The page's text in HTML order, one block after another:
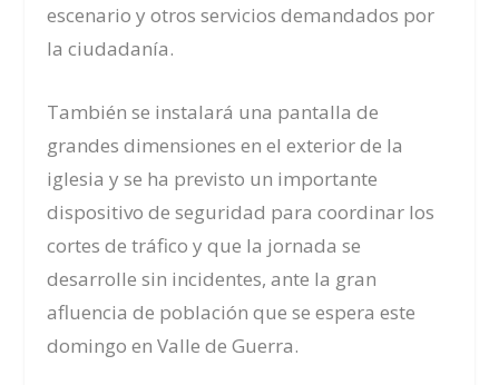
escenario y otros servicios demandados por
la ciudadanía.
También se instalará una pantalla de
grandes dimensiones en el exterior de la
iglesia y se ha previsto un importante
dispositivo de seguridad para coordinar los
cortes de tráfico y que la jornada se
desarrolle sin incidentes, ante la gran
afluencia de población que se espera este
domingo en Valle de Guerra.